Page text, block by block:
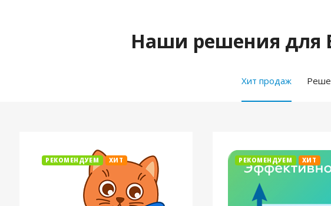
Наши решения для
Хит продаж
РЕКОМЕНДУЕМ ХИТ РЕКОМЕНДУЕМ ХИТ